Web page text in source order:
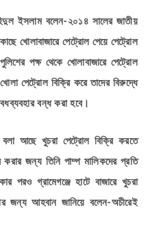
ইসলাম বলেন-২০১৪ সালের জাতীয়
খোলাবাজারে পেট্রোল পেয়ে পেট্রোল
পক্ষ থেকে খোলাবাজারে পেট্রোল
পেট্রোল বিক্রি করে তাদের বিরুদ্ধে
বন্ধ করা হবে।
বলা আছে খুচরা পেট্রোল বিক্রি করতে
জন্য তিনি পাম্প মালিকদের প্রতি
পরও গ্রামেগঞ্জে হাটে বাজারে খুচরা
জন্য আহবান জানিয়ে বলেন-অচীরেই